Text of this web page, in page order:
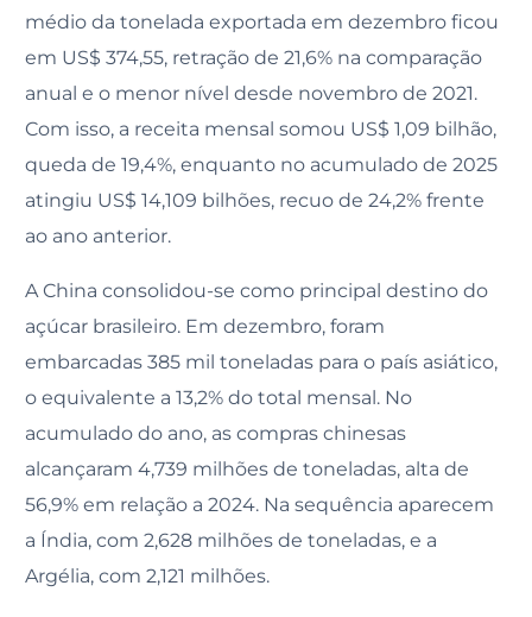
médio da tonelada exportada em dezembro ficou
em US$ 374,55, retração de 21,6% na comparação
anual e o menor nível desde novembro de 2021.
Com isso, a receita mensal somou US$ 1,09 bilhão,
queda de 19,4%, enquanto no acumulado de 2025
atingiu US$ 14,109 bilhões, recuo de 24,2% frente
ao ano anterior.
A China consolidou-se como principal destino do
açúcar brasileiro. Em dezembro, foram
embarcadas 385 mil toneladas para o país asiático,
o equivalente a 13,2% do total mensal. No
acumulado do ano, as compras chinesas
alcançaram 4,739 milhões de toneladas, alta de
56,9% em relação a 2024. Na sequência aparecem
a Índia, com 2,628 milhões de toneladas, e a
Argélia, com 2,121 milhões.